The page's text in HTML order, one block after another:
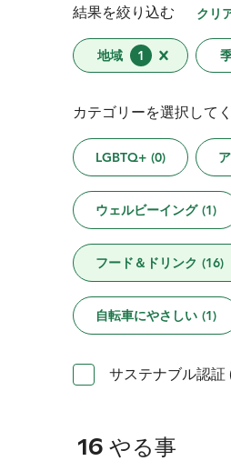
結果を絞り込む クリ
地域 1
カテゴリーを選択して
LGBTQ+ (0)
ウェルビーイング (1)
フード＆ドリンク (16)
自転車にやさしい (1)
サステナブル認証
16 やる事